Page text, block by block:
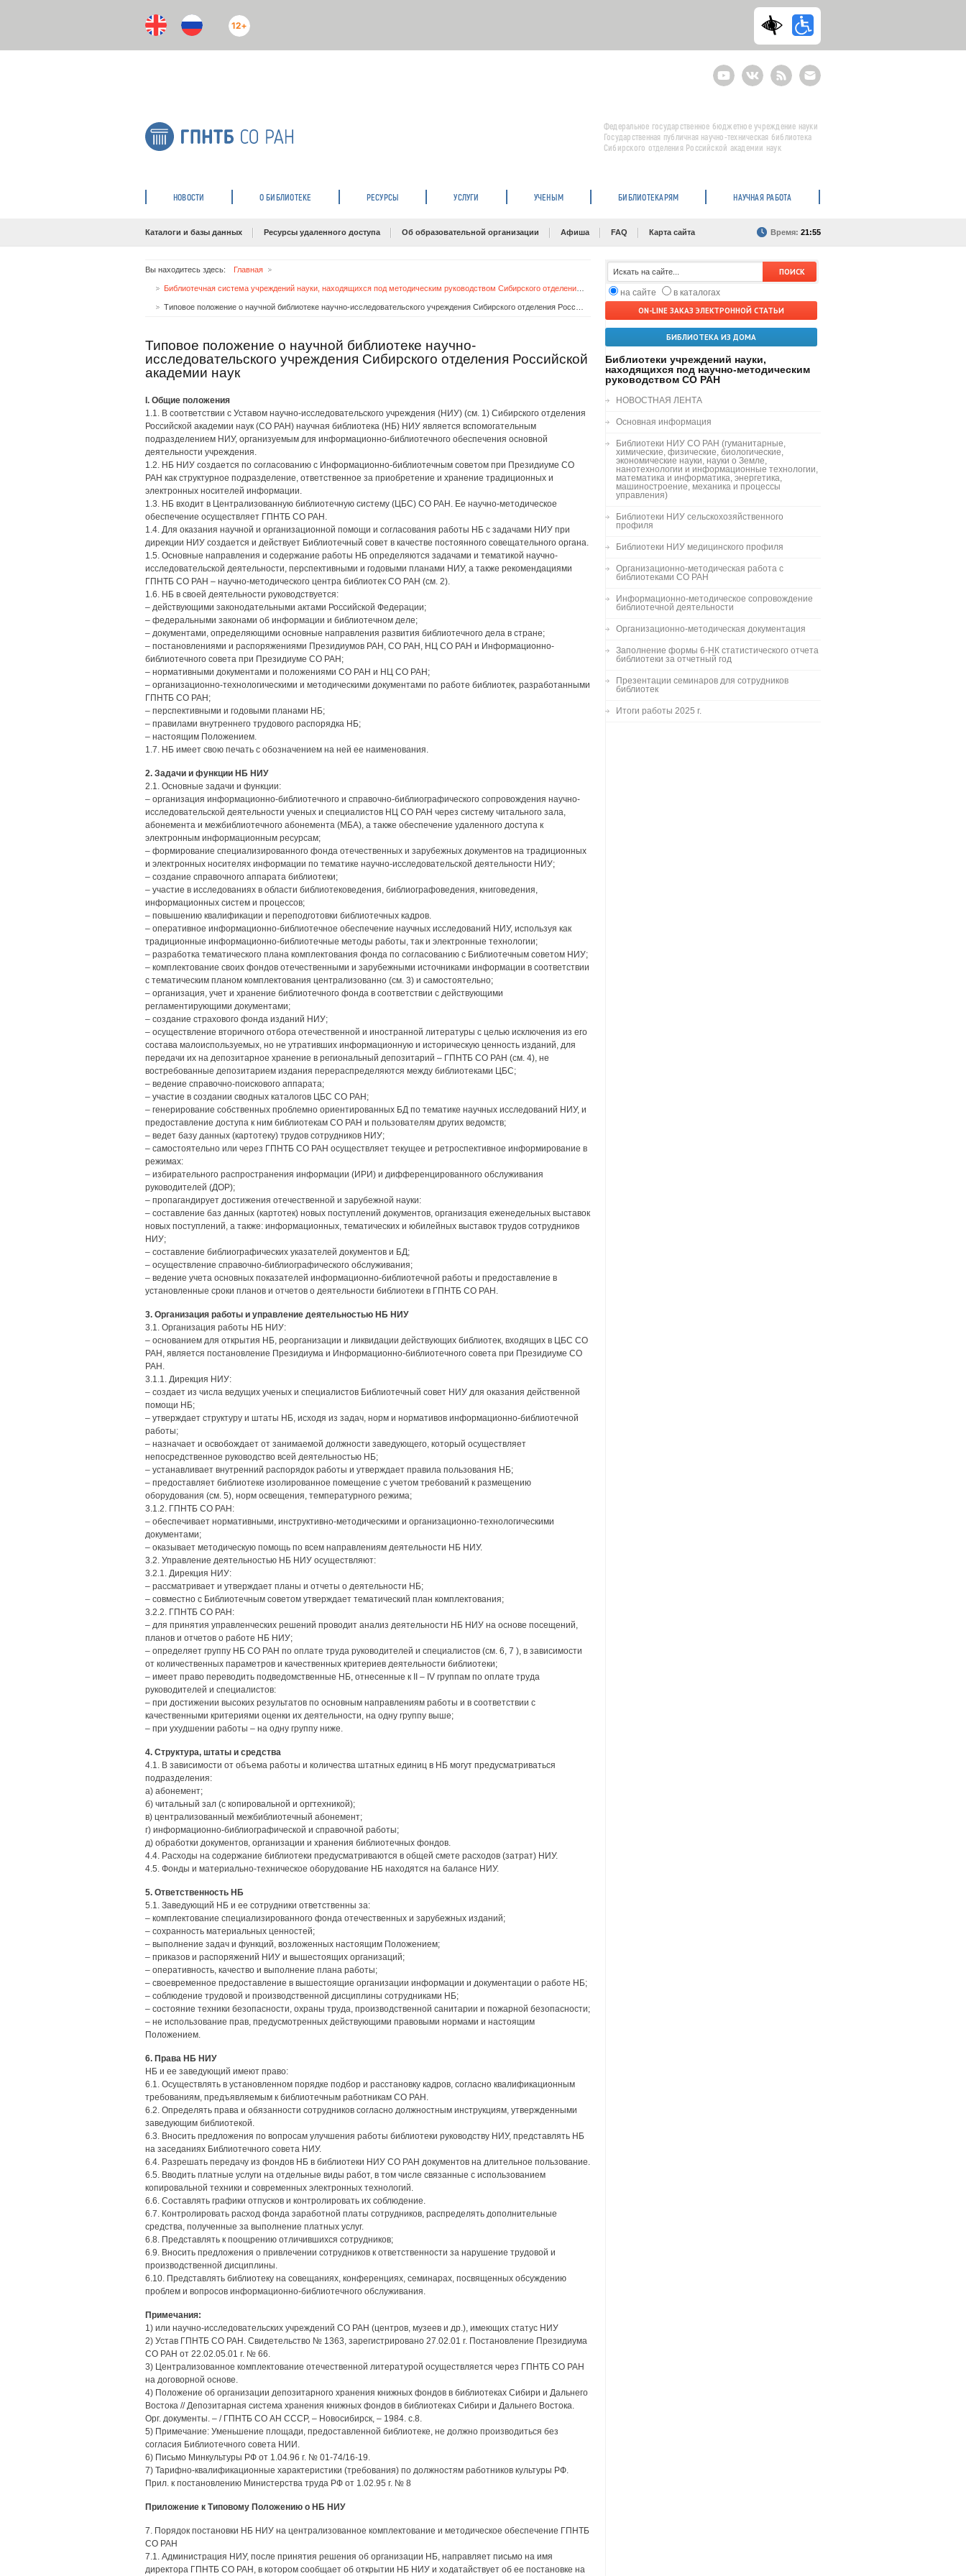
12+
YoutubeВКонтактеRSS
E-
mail
подписка
Федеральное государственное бюджетное учреждение науки
Государственная публичная научно-техническая библиотека
Сибирского отделения Российской академии наук
НОВОСТИ О БИБЛИОТЕКЕ РЕСУРСЫ УСЛУГИ УЧЕНЫМ БИБЛИОТЕКАРЯМ НАУЧНАЯ РАБОТА
Каталоги и базы данных Ресурсы удаленного доступа Об образовательной организации Афиша FAQ Карта сайта Время: 21:55
Вы находитесь здесь: Главная
Типовое положение о научной библиотеке научно-
исследовательского учреждения Сибирского отделения Российской
академии наук
I. Общие положения
1.1. В соответствии с Уставом научно-исследовательского учреждения (НИУ) (см. 1) Сибирского отделения
Российской академии наук (СО РАН) научная библиотека (НБ) НИУ является вспомогательным
подразделением НИУ, организуемым для информационно-библиотечного обеспечения основной
деятельности учреждения.
1.2. НБ НИУ создается по согласованию с Информационно-библиотечным советом при Президиуме СО
РАН как структурное подразделение, ответственное за приобретение и хранение традиционных и
электронных носителей информации.
1.3. НБ входит в Централизованную библиотечную систему (ЦБС) СО РАН. Ее научно-методическое
обеспечение осуществляет ГПНТБ СО РАН.
1.4. Для оказания научной и организационной помощи и согласования работы НБ с задачами НИУ при
дирекции НИУ создается и действует Библиотечный совет в качестве постоянного совещательного органа.
1.5. Основные направления и содержание работы НБ определяются задачами и тематикой научно-
исследовательской деятельности, перспективными и годовыми планами НИУ, а также рекомендациями
ГПНТБ СО РАН – научно-методического центра библиотек СО РАН (см. 2).
1.6. НБ в своей деятельности руководствуется:
– действующими законодательными актами Российской Федерации;
– федеральными законами об информации и библиотечном деле;
– документами, определяющими основные направления развития библиотечного дела в стране;
– постановлениями и распоряжениями Президиумов РАН, СО РАН, НЦ СО РАН и Информационно-
библиотечного совета при Президиуме СО РАН;
– нормативными документами и положениями СО РАН и НЦ СО РАН;
– организационно-технологическими и методическими документами по работе библиотек, разработанными
ГПНТБ СО РАН;
– перспективными и годовыми планами НБ;
– правилами внутреннего трудового распорядка НБ;
– настоящим Положением.
1.7. НБ имеет свою печать с обозначением на ней ее наименования.
2. Задачи и функции НБ НИУ
2.1. Основные задачи и функции:
– организация информационно-библиотечного и справочно-библиографического сопровождения научно-
исследовательской деятельности ученых и специалистов НЦ СО РАН через систему читального зала,
абонемента и межбиблиотечного абонемента (МБА), а также обеспечение удаленного доступа к
электронным информационным ресурсам;
– формирование специализированного фонда отечественных и зарубежных документов на традиционных
и электронных носителях информации по тематике научно-исследовательской деятельности НИУ;
– создание справочного аппарата библиотеки;
– участие в исследованиях в области библиотековедения, библиографоведения, книговедения,
информационных систем и процессов;
– повышению квалификации и переподготовки библиотечных кадров.
– оперативное информационно-библиотечное обеспечение научных исследований НИУ, используя как
традиционные информационно-библиотечные методы работы, так и электронные технологии;
– разработка тематического плана комплектования фонда по согласованию с Библиотечным советом НИУ;
– комплектование своих фондов отечественными и зарубежными источниками информации в соответствии
с тематическим планом комплектования централизованно (см. 3) и самостоятельно;
– организация, учет и хранение библиотечного фонда в соответствии с действующими
регламентирующими документами;
– создание страхового фонда изданий НИУ;
– осуществление вторичного отбора отечественной и иностранной литературы с целью исключения из его
состава малоиспользуемых, но не утративших информационную и историческую ценность изданий, для
передачи их на депозитарное хранение в региональный депозитарий – ГПНТБ СО РАН (см. 4), не
востребованные депозитарием издания перераспределяются между библиотеками ЦБС;
– ведение справочно-поискового аппарата;
– участие в создании сводных каталогов ЦБС СО РАН;
– генерирование собственных проблемно ориентированных БД по тематике научных исследований НИУ, и
предоставление доступа к ним библиотекам СО РАН и пользователям других ведомств;
– ведет базу данных (картотеку) трудов сотрудников НИУ;
– самостоятельно или через ГПНТБ СО РАН осуществляет текущее и ретроспективное информирование в
режимах:
– избирательного распространения информации (ИРИ) и дифференцированного обслуживания
руководителей (ДОР);
– пропагандирует достижения отечественной и зарубежной науки:
– составление баз данных (картотек) новых поступлений документов, организация еженедельных выставок
новых поступлений, а также: информационных, тематических и юбилейных выставок трудов сотрудников
НИУ;
– составление библиографических указателей документов и БД;
– осуществление справочно-библиографического обслуживания;
– ведение учета основных показателей информационно-библиотечной работы и предоставление в
установленные сроки планов и отчетов о деятельности библиотеки в ГПНТБ СО РАН.
3. Организация работы и управление деятельностью НБ НИУ
3.1. Организация работы НБ НИУ:
– основанием для открытия НБ, реорганизации и ликвидации действующих библиотек, входящих в ЦБС СО
РАН, является постановление Президиума и Информационно-библиотечного совета при Президиуме СО
РАН.
3.1.1. Дирекция НИУ:
– создает из числа ведущих ученых и специалистов Библиотечный совет НИУ для оказания действенной
помощи НБ;
– утверждает структуру и штаты НБ, исходя из задач, норм и нормативов информационно-библиотечной
работы;
– назначает и освобождает от занимаемой должности заведующего, который осуществляет
непосредственное руководство всей деятельностью НБ;
– устанавливает внутренний распорядок работы и утверждает правила пользования НБ;
– предоставляет библиотеке изолированное помещение с учетом требований к размещению
оборудования (см. 5), норм освещения, температурного режима;
3.1.2. ГПНТБ СО РАН:
– обеспечивает нормативными, инструктивно-методическими и организационно-технологическими
документами;
– оказывает методическую помощь по всем направлениям деятельности НБ НИУ.
3.2. Управление деятельностью НБ НИУ осуществляют:
3.2.1. Дирекция НИУ:
– рассматривает и утверждает планы и отчеты о деятельности НБ;
– совместно с Библиотечным советом утверждает тематический план комплектования;
3.2.2. ГПНТБ СО РАН:
– для принятия управленческих решений проводит анализ деятельности НБ НИУ на основе посещений,
планов и отчетов о работе НБ НИУ;
– определяет группу НБ СО РАН по оплате труда руководителей и специалистов (см. 6, 7 ), в зависимости
от количественных параметров и качественных критериев деятельности библиотеки;
– имеет право переводить подведомственные НБ, отнесенные к II – IV группам по оплате труда
руководителей и специалистов:
– при достижении высоких результатов по основным направлениям работы и в соответствии с
качественными критериями оценки их деятельности, на одну группу выше;
– при ухудшении работы – на одну группу ниже.
4. Структура, штаты и средства
4.1. В зависимости от объема работы и количества штатных единиц в НБ могут предусматриваться
подразделения:
а) абонемент;
б) читальный зал (с копировальной и оргтехникой);
в) централизованный межбиблиотечный абонемент;
г) информационно-библиографической и справочной работы;
д) обработки документов, организации и хранения библиотечных фондов.
4.4. Расходы на содержание библиотеки предусматриваются в общей смете расходов (затрат) НИУ.
4.5. Фонды и материально-техническое оборудование НБ находятся на балансе НИУ.
5. Ответственность НБ
5.1. Заведующий НБ и ее сотрудники ответственны за:
– комплектование специализированного фонда отечественных и зарубежных изданий;
– сохранность материальных ценностей;
– выполнение задач и функций, возложенных настоящим Положением;
– приказов и распоряжений НИУ и вышестоящих организаций;
– оперативность, качество и выполнение плана работы;
– своевременное предоставление в вышестоящие организации информации и документации о работе НБ;
– соблюдение трудовой и производственной дисциплины сотрудниками НБ;
– состояние техники безопасности, охраны труда, производственной санитарии и пожарной безопасности;
– не использование прав, предусмотренных действующими правовыми нормами и настоящим
Положением.
6. Права НБ НИУ
НБ и ее заведующий имеют право:
6.1. Осуществлять в установленном порядке подбор и расстановку кадров, согласно квалификационным
требованиям, предъявляемым к библиотечным работникам СО РАН.
6.2. Определять права и обязанности сотрудников согласно должностным инструкциям, утвержденными
заведующим библиотекой.
6.3. Вносить предложения по вопросам улучшения работы библиотеки руководству НИУ, представлять НБ
на заседаниях Библиотечного совета НИУ.
6.4. Разрешать передачу из фондов НБ в библиотеки НИУ СО РАН документов на длительное пользование.
6.5. Вводить платные услуги на отдельные виды работ, в том числе связанные с использованием
копировальной техники и современных электронных технологий.
6.6. Составлять графики отпусков и контролировать их соблюдение.
6.7. Контролировать расход фонда заработной платы сотрудников, распределять дополнительные
средства, полученные за выполнение платных услуг.
6.8. Представлять к поощрению отличившихся сотрудников;
6.9. Вносить предложения о привлечении сотрудников к ответственности за нарушение трудовой и
производственной дисциплины.
6.10. Представлять библиотеку на совещаниях, конференциях, семинарах, посвященных обсуждению
проблем и вопросов информационно-библиотечного обслуживания.
Примечания:
1) или научно-исследовательских учреждений СО РАН (центров, музеев и др.), имеющих статус НИУ
2) Устав ГПНТБ СО РАН. Свидетельство № 1363, зарегистрировано 27.02.01 г. Постановление Президиума
СО РАН от 22.02.05.01 г. № 66.
3) Централизованное комплектование отечественной литературой осуществляется через ГПНТБ СО РАН
на договорной основе.
4) Положение об организации депозитарного хранения книжных фондов в библиотеках Сибири и Дальнего
Востока // Депозитарная система хранения книжных фондов в библиотеках Сибири и Дальнего Востока.
Орг. документы. – / ГПНТБ СО АН СССР, – Новосибирск, – 1984. с.8.
5) Примечание: Уменьшение площади, предоставленной библиотеке, не должно производиться без
согласия Библиотечного совета НИИ.
6) Письмо Минкультуры РФ от 1.04.96 г. № 01-74/16-19.
7) Тарифно-квалификационные характеристики (требования) по должностям работников культуры РФ.
Прил. к постановлению Министерства труда РФ от 1.02.95 г. № 8
Приложение к Типовому Положению о НБ НИУ
7. Порядок постановки НБ НИУ на централизованное комплектование и методическое обеспечение ГПНТБ
СО РАН
7.1. Администрация НИУ, после принятия решения об организации НБ, направляет письмо на имя
директора ГПНТБ СО РАН, в котором сообщает об открытии НБ НИУ и ходатайствует об ее постановке на
на сайте
в каталогах
ON-LINE ЗАКАЗ ЭЛЕКТРОННОЙ СТАТЬИ
БИБЛИОТЕКА ИЗ ДОМА
Библиотеки учреждений науки,
находящихся под научно-методическим
руководством СО РАН
НОВОСТНАЯ ЛЕНТА
Основная информация
Библиотеки НИУ СО РАН (гуманитарные,
химические, физические, биологические,
экономические науки, науки о Земле,
нанотехнологии и информационные технологии,
математика и информатика, энергетика,
машиностроение, механика и процессы
управления)
Библиотеки НИУ сельскохозяйственного
профиля
Библиотеки НИУ медицинского профиля
Организационно-методическая работа с
библиотеками СО РАН
Информационно-методическое сопровождение
библиотечной деятельности
Организационно-методическая документация
Заполнение формы 6-НК статистического отчета
библиотеки за отчетный год
Презентации семинаров для сотрудников
библиотек
Итоги работы 2025 г.